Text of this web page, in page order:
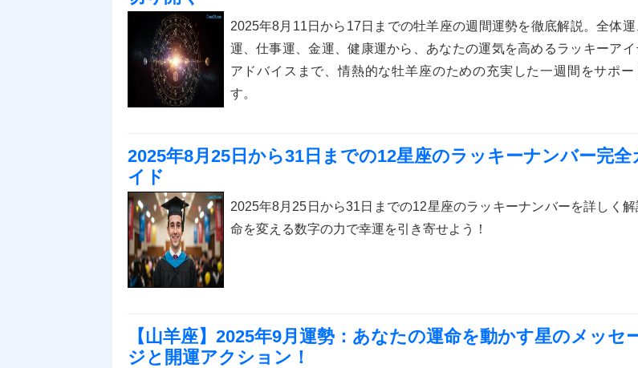
2025年8月11日から17日までの牡羊座の週間運勢を徹底解説。全体運
運、仕事運、金運、健康運から、あなたの運気を高めるラッキーア
アドバイスまで、情熱的な牡羊座のための充実した一週間をサポー
す。
2025年8月25日から31日までの12星座のラッキーナンバー完全
イド
2025年8月25日から31日までの12星座のラッキーナンバーを詳しく
命を変える数字の力で幸運を引き寄せよう！
【山羊座】2025年9月運勢：あなたの運命を動かす星のメッセ
ジと開運アクション！